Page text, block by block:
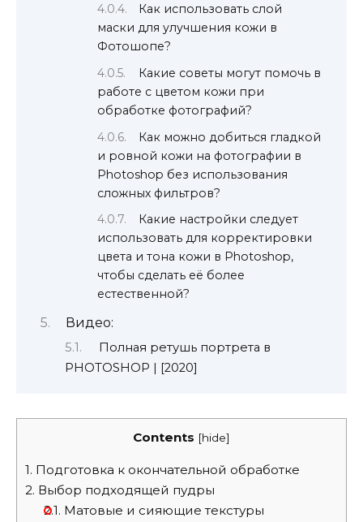
Как использовать слой
маски для улучшения кожи в
Фотошопе?
Какие советы могут помочь в
работе с цветом кожи при
обработке фотографий?
Как можно добиться гладкой
и ровной кожи на фотографии в
Photoshop без использования
сложных фильтров?
Какие настройки следует
использовать для корректировки
цвета и тона кожи в Photoshop,
чтобы сделать её более
естественной?
Видео:
Полная ретушь портрета в
PHOTOSHOP | [2020]
Contents [hide]
1. Подготовка к окончательной обработке
2. Выбор подходящей пудры
2.1. Матовые и сияющие текстуры